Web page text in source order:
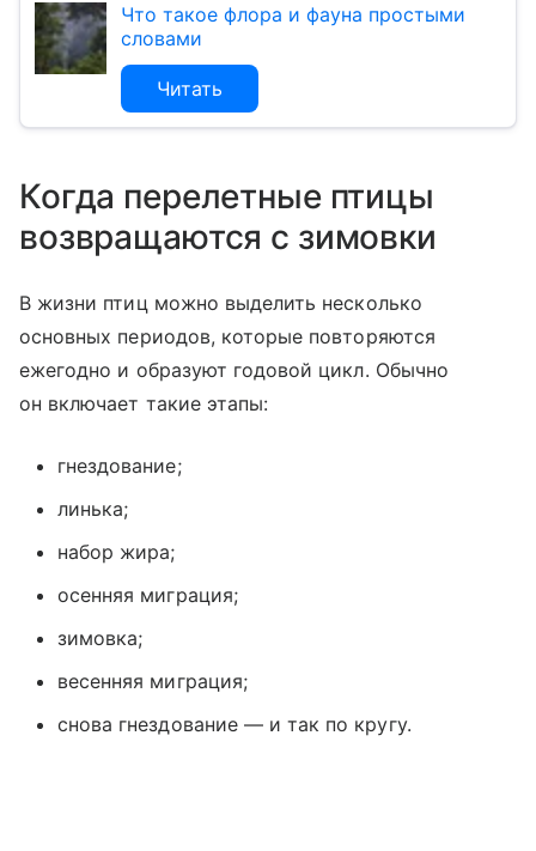
Что такое флора и фауна простыми
словами
Читать
Когда перелетные птицы
возвращаются с зимовки
В жизни птиц можно выделить несколько
основных периодов, которые повторяются
ежегодно и образуют годовой цикл. Обычно
он включает такие этапы:
гнездование;
линька;
набор жира;
осенняя миграция;
зимовка;
весенняя миграция;
снова гнездование — и так по кругу.